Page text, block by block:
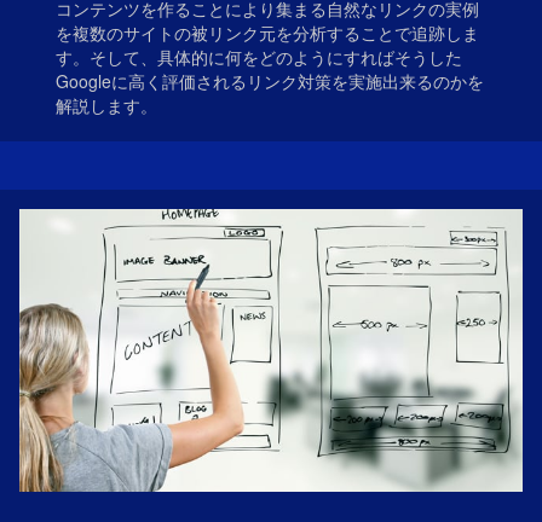
コンテンツを作ることにより集まる自然なリンクの実例
を複数のサイトの被リンク元を分析することで追跡しま
す。そして、具体的に何をどのようにすればそうした
Googleに高く評価されるリンク対策を実施出来るのかを
解説します。